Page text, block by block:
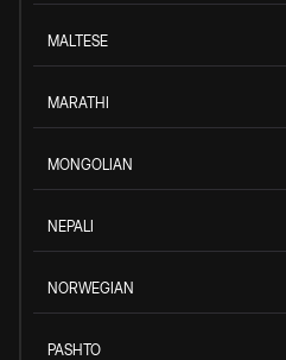
MALTESE
MARATHI
MONGOLIAN
NEPALI
NORWEGIAN
PASHTO